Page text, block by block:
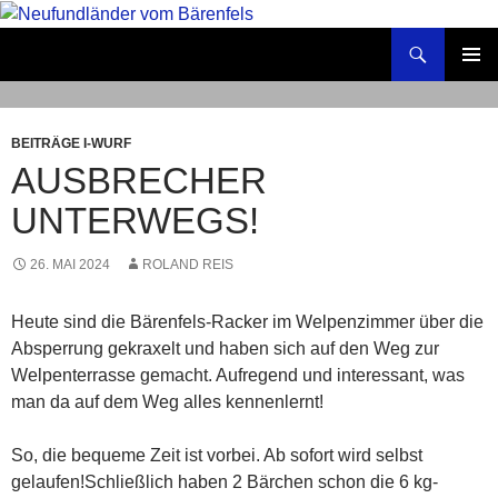
Zum
BEITRÄGE I-WURF
AUSBRECHER
UNTERWEGS!
26. MAI 2024 ROLAND REIS
Heute sind die Bärenfels-Racker im Welpenzimmer über die
Absperrung gekraxelt und haben sich auf den Weg zur
Welpenterrasse gemacht. Aufregend und interessant, was
man da auf dem Weg alles kennenlernt!
So, die bequeme Zeit ist vorbei. Ab sofort wird selbst
gelaufen!Schließlich haben 2 Bärchen schon die 6 kg-